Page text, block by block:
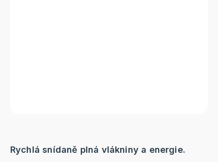
Rychlá snídaně plná vlákniny a energie.